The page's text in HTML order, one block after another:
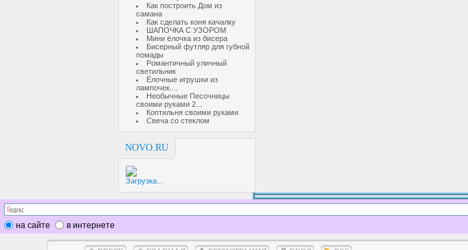
Как построить Дом из
самана
Как сделать коня качалку
ШАПОЧКА С УЗОРОМ
Мини ёлочка из бисера
Бисерный футляр для губной
помады
Романтичный уличный
светильник
Ёлочные игрушки из
лампочек....
Необычные Песочницы
своими руками 2...
Коптильня своими руками
Свеча со стеклом
NOVO.RU
Загрузка...
на сайте в интернете